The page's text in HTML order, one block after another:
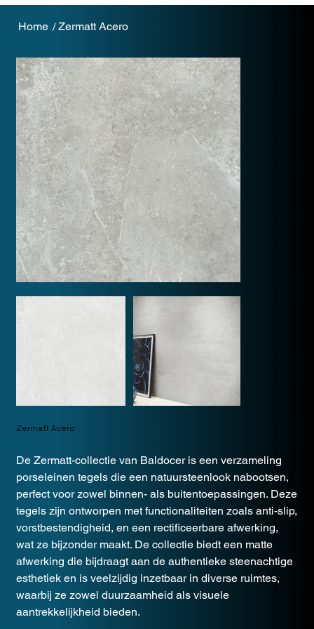
Home /Zermatt Acero
Zermatt Acero
De Zermatt-collectie van Baldocer is een verzameling
porseleinen tegels die een natuursteenlook nabootsen,
perfect voor zowel binnen- als buitentoepassingen. Deze
tegels zijn ontworpen met functionaliteiten zoals anti-slip,
vorstbestendigheid, en een rectificeerbare afwerking,
wat ze bijzonder maakt. De collectie biedt een matte
afwerking die bijdraagt aan de authentieke steenachtige
esthetiek en is veelzijdig inzetbaar in diverse ruimtes,
waarbij ze zowel duurzaamheid als visuele
aantrekkelijkheid bieden​.